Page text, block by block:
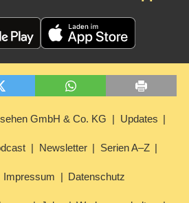
GmbH & Co. KG Updates
Newsletter Serien A–Z
Impressum Datenschutz